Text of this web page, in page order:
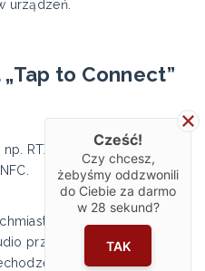
urządzeń.
to Connect”
RTX-EXPERIENCE-NFC,
dołączyć do
przy użyciu panelu B-
przez
Cześć!
Czy chcesz,
żebyśmy oddzwonili
do Ciebie za darmo
w 28 sekund?
TAK